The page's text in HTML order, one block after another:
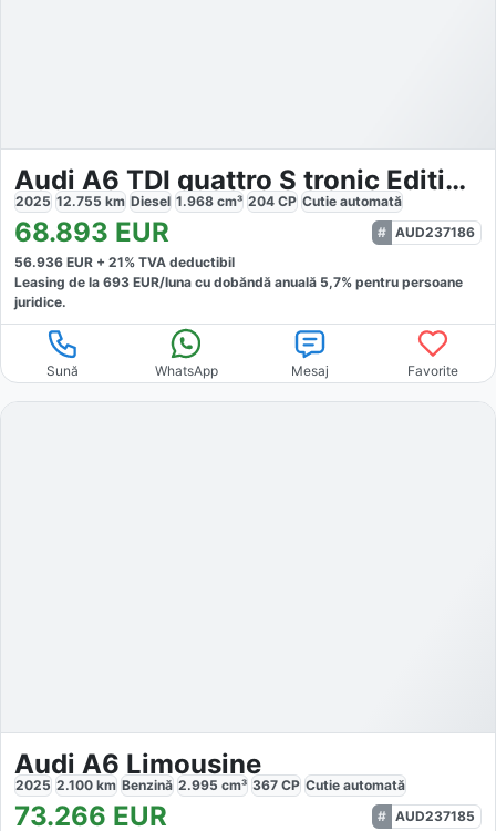
Audi A6 TDI quattro S tronic Edition One S line
2025 12.755 km Diesel 1.968 cm³ 204 CP Cutie automată
68.893 EUR
AUD237186
56.936 EUR + 21% TVA deductibil
Leasing de la 693 EUR/luna cu dobăndă anuală 5,7% pentru persoane
juridice.
Sună WhatsApp Mesaj Favorite
Audi A6 Limousine
2025 2.100 km Benzină 2.995 cm³ 367 CP Cutie automată
73.266 EUR AUD237185